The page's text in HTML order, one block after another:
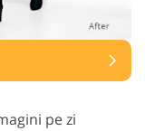
pe zi